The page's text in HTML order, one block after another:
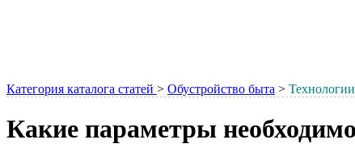
Категория каталога статей > Обустройство быта >
Какие параметры